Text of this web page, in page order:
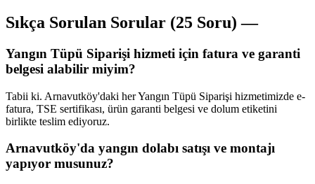
Sıkça Sorulan Sorular (25 Soru) —
Yangın Tüpü Siparişi hizmeti için fatura ve garanti
belgesi alabilir miyim?
Tabii ki. Arnavutköy'daki her Yangın Tüpü Siparişi hizmetimizde e-
fatura, TSE sertifikası, ürün garanti belgesi ve dolum etiketini
birlikte teslim ediyoruz.
Arnavutköy'da yangın dolabı satışı ve montajı
yapıyor musunuz?